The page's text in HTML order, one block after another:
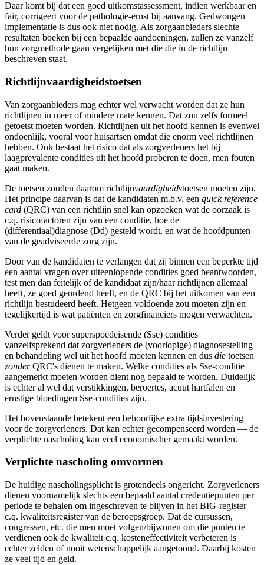
Daar komt bij dat een goed uitkomstassessment, indien werkbaar en
fair, corrigeert voor de pathologie-ernst bij aanvang. Gedwongen
implementatie is dus ook niet nodig. Als zorgaanbieders slechte
resultaten boeken bij een bepaalde aandoeningen, zullen ze vanzelf
hun zorgmethode gaan vergelijken met die die in de richtlijn
beschreven staat.
Richtlijnvaardigheidstoetsen
Van zorgaanbieders mag echter wel verwacht worden dat ze hun
richtlijnen in meer of mindere mate kennen. Dat zou zelfs formeel
getoetst moeten worden. Richtlijnen uit het hoofd kennen is evenwel
ondoenlijk, vooral voor huisartsen omdat die enorm veel richtlijnen
hebben. Ook bestaat het risico dat als zorgverleners het bij
laagprevalente condities uit het hoofd proberen te doen, men fouten
gaat maken.
De toetsen zouden daarom richtlijnvaardigheidstoetsen moeten zijn.
Het principe daarvan is dat de kandidaten m.b.v. een quick reference
card (QRC) van een richtlijn snel kan opzoeken wat de oorzaak is
c.q. risicofactoren zijn van een conditie, hoe de
(differentiaal)diagnose (Dd) gesteld wordt, en wat de hoofdpunten
van de geadviseerde zorg zijn.
Door van de kandidaten te verlangen dat zij binnen een beperkte tijd
een aantal vragen over uiteenlopende condities goed beantwoorden,
test men dan feitelijk of de kandidaat zijn/haar richtlijnen allemaal
heeft, ze goed geordend heeft, en de QRC bij het uitkomen van een
richtlijn bestudeerd heeft. Hetgeen voldoende zou moeten zijn en
tegelijkertijd is wat patiënten en zorgfinanciers mogen verwachten.
Verder geldt voor superspoedeisende (Sse) condities
vanzelfsprekend dat zorgverleners de (voorlopige) diagnosestelling
en behandeling wel uit het hoofd moeten kennen en dus die toetsen
zonderQRC's dienen te maken. Welke condities als Sse-conditie
aangemerkt moeten worden dient nog bepaald te worden. Duidelijk
is echter al wel dat verstikkingen, beroertes, acuut hartfalen en
ernstige bloedingen Sse-condities zijn.
Het bovenstaande betekent een behoorlijke extra tijdsinvestering
voor de zorgverleners. Dat kan echter gecompenseerd worden — de
verplichte nascholing kan veel economischer gemaakt worden.
Verplichte nascholing omvormen
De huidige nascholingsplicht is grotendeels ongericht. Zorgverleners
dienen voornamelijk slechts een bepaald aantal credentiepunten per
periode te behalen om ingeschreven te blijven in het BIG-register
c.q. kwaliteitsregister van de beroepsgroep. Dat de cursussen,
congressen, etc. die men moet volgen/bijwonen om die punten te
verdienen ook de kwaliteit c.q. kosteneffectiviteit verbeteren is
echter zelden of nooit wetenschappelijk aangetoond. Daarbij kosten
ze veel tijd en geld.